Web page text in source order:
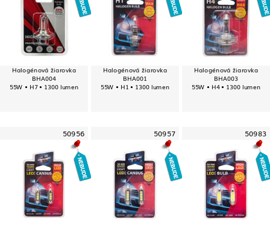
Halogénová žiarovka
BHA004
55W • H7 • 1300 lumen
Halogénová žiarovka
BHA001
55W • H1 • 1300 lumen
Halogénová žiarovka
BHA003
55W • H4 • 1300 lumen
50956 50957 50983